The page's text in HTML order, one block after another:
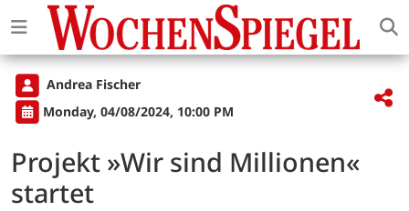
Andrea Fischer
Monday, 04/08/2024, 10:00 PM
Projekt »Wir sind Millionen«
startet